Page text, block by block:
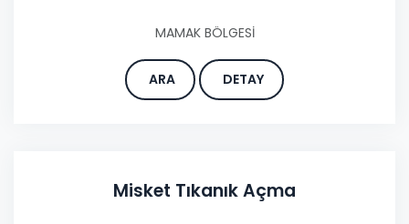
MAMAK BÖLGESİ
ARA DETAY
Misket Tıkanık Açma